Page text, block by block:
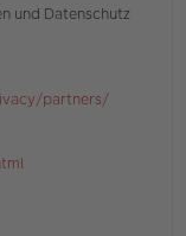
und Datenschutz
partners/